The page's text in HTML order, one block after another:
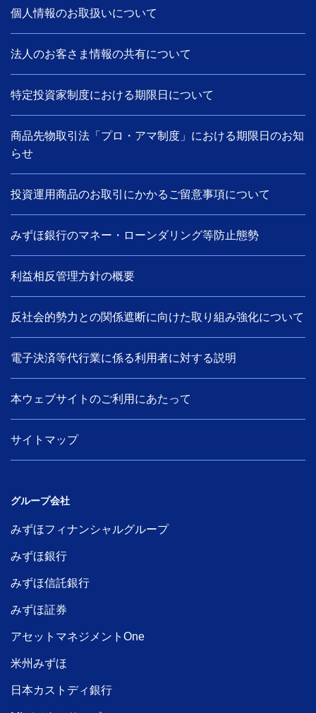
個人情報のお取扱いについて
法人のお客さま情報の共有について
特定投資家制度における期限日について
商品先物取引法「プロ・アマ制度」における期限日のお知
らせ
投資運用商品のお取引にかかるご留意事項について
みずほ銀行のマネー・ローンダリング等防止態勢
利益相反管理方針の概要
反社会的勢力との関係遮断に向けた取り組み強化について
電子決済等代行業に係る利用者に対する説明
本ウェブサイトのご利用にあたって
サイトマップ
グループ会社
みずほフィナンシャルグループ
みずほ銀行
みずほ信託銀行
みずほ証券
アセットマネジメントOne
米州みずほ
日本カストディ銀行